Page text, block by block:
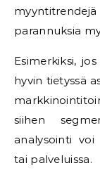
parannuksia
Esimerkiksi,
hyvin tietyssä
siihen
analysointi voi
tai palveluissa.